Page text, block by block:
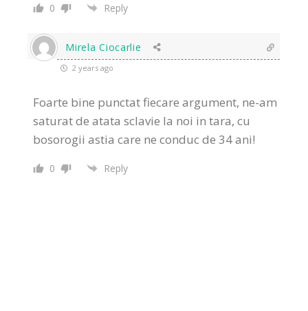
0 Reply
Mirela Ciocarlie
2 years ago
Foarte bine punctat fiecare argument, ne-am
saturat de atata sclavie la noi in tara, cu
bosorogii astia care ne conduc de 34 ani!
0 Reply